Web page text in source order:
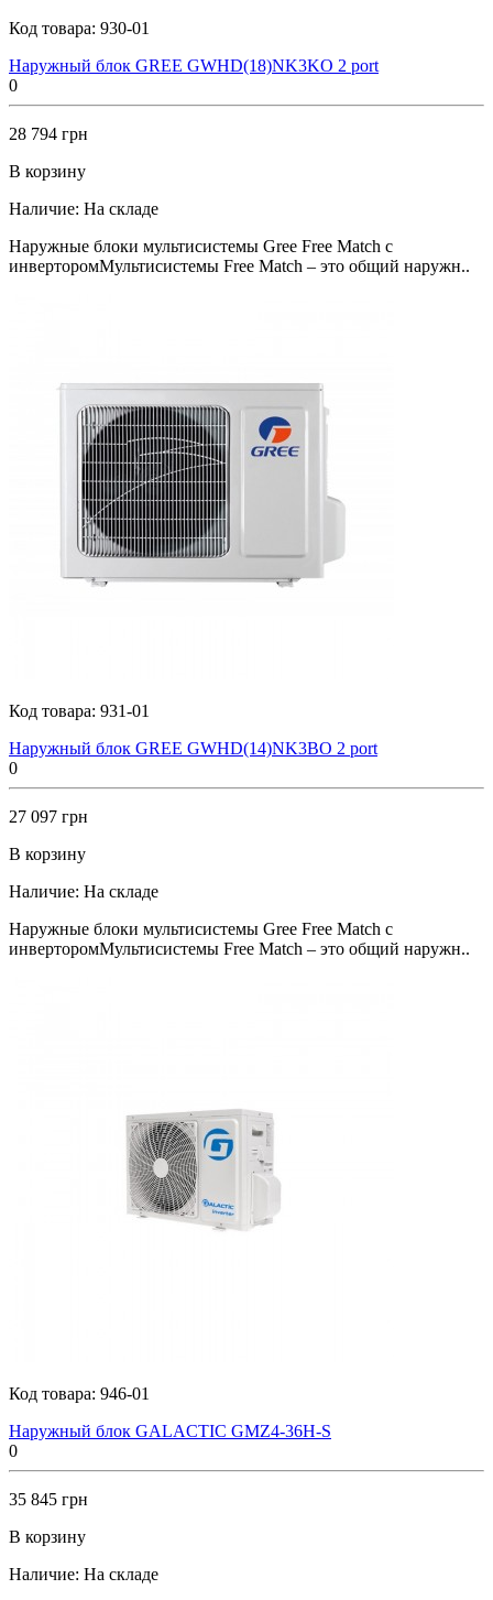
Код товара: 930-01
Наружный блок GREE GWHD(18)NK3KO 2 port
0
28 794 грн
В корзину
Наличие: На складе
Наружные блоки мультисистемы Gree Free Match с
инверторомМультисистемы Free Match – это общий наружн..
Код товара: 931-01
Наружный блок GREE GWHD(14)NK3BO 2 port
0
27 097 грн
В корзину
Наличие: На складе
Наружные блоки мультисистемы Gree Free Match с
инверторомМультисистемы Free Match – это общий наружн..
Код товара: 946-01
Наружный блок GALACTIC GMZ4-36H-S
0
35 845 грн
В корзину
Наличие: На складе